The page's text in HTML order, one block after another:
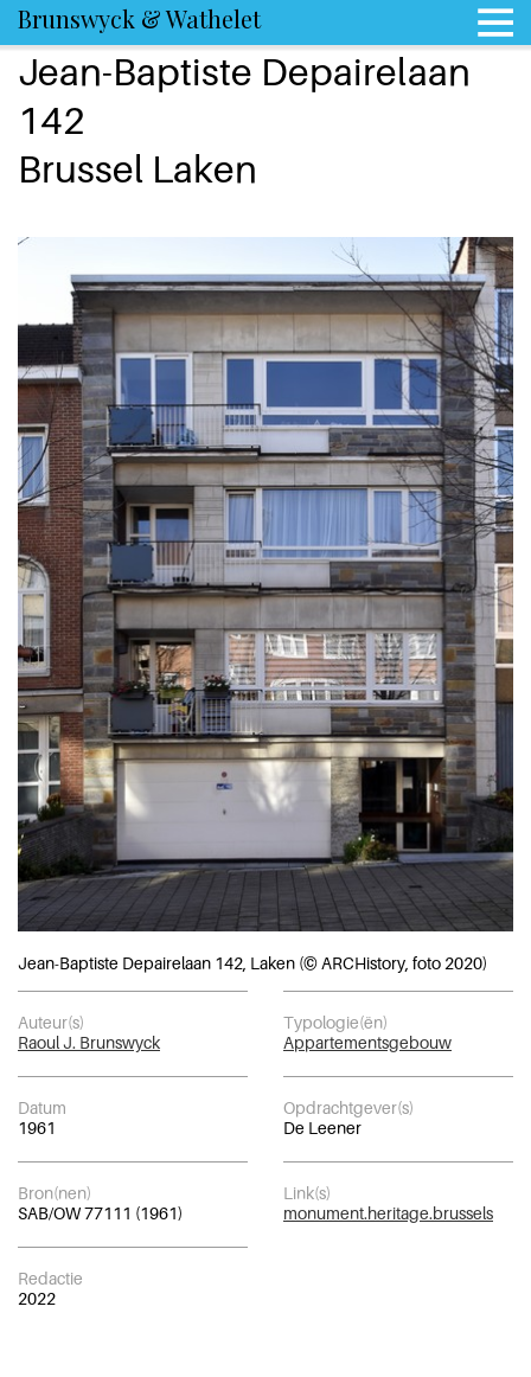
Brunswyck & Wathelet
Jean-Baptiste Depairelaan
142
Brussel Laken
Jean-Baptiste Depairelaan 142, Laken (© ARCHistory, foto 2020)
Auteur(s)
Raoul J. Brunswyck
Typologie(ën)
Appartementsgebouw
Datum
1961
Opdrachtgever(s)
De Leener
Bron(nen)
SAB/OW 77111 (1961)
Link(s)
monument.heritage.brussels
Redactie
2022